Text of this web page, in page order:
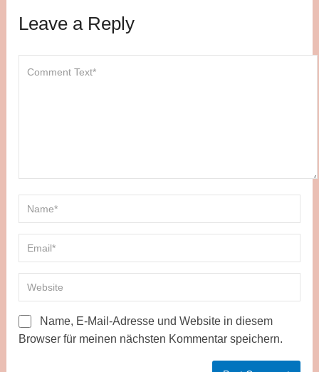
Leave a Reply
Name, E-Mail-Adresse und Website in diesem
Browser für meinen nächsten Kommentar speichern.